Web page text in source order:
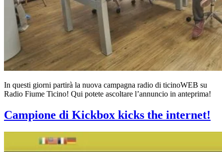
In questi giorni partirà la nuova campagna radio di ticinoWEB su
Radio Fiume Ticino! Qui potete ascoltare l’annuncio in anteprima!
Campione di Kickbox kicks the internet!